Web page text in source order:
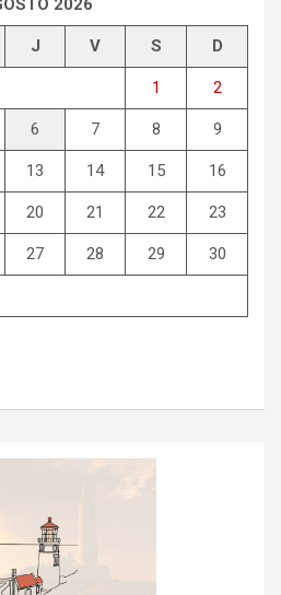
2026
J V S D
1 2
6 7 8 9
13 14 15 16
20 21 22 23
27 28 29 30